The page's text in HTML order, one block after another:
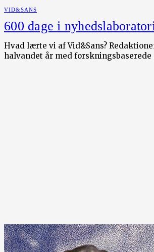
VID&SANS
600 dage i
Hvad lærte vi af Vid&Sans?
halvandet år med forskningsbaserede